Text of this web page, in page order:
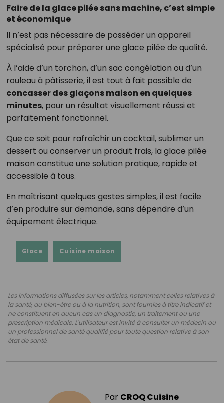
Faire de la glace pilée sans machine, c’est simple
et économique
Il n’est pas nécessaire de posséder un appareil
spécialisé pour préparer une glace pilée de qualité.
À l’aide d’un torchon, d’un sac congélation ou d’un
rouleau à pâtisserie, il est tout à fait possible de
concasser des glaçons maison en quelques
minutes, pour un résultat visuellement réussi et
parfaitement fonctionnel.
Que ce soit pour rafraîchir un cocktail, sublimer un
dessert ou conserver un produit frais, la glace pilée
maison constitue une solution pratique, rapide et
accessible à tous.
En maîtrisant quelques gestes simples, il est facile
d’en produire sur demande, sans dépendre d’un
équipement électrique.
Glace Cuisine maison
Les informations diffusées sur les articles, notamment celles relatives à
la santé, au bien-être ou à la nutrition, sont fournies à titre indicatif et
ne constituent en aucun cas un diagnostic, un traitement ou une
prescription médicale. L'utilisateur est invité à consulter un médecin ou
un professionnel de santé qualifié pour toute question relative à son
état de santé.
Par CROQ Cuisine